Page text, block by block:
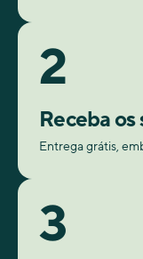
2
Receba
Entrega grátis,
3